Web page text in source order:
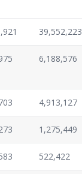
39,552,223
6,188,576
4,913,127
1,275,449
522,422